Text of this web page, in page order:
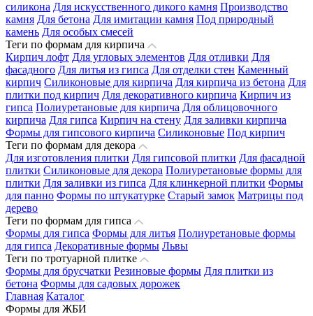
силикона Для искусственного дикого камня Производство
камня Для бетона Для имитации камня Под природный
камень Для особых смесей
Теги по формам для кирпича
Кирпич лофт Для угловых элементов Для отливки Для
фасадного Для литья из гипса Для отделки стен Каменный
кирпич Силиконовые для кирпича Для кирпича из бетона Для
плитки под кирпич Для декоративного кирпича Кирпич из
гипса Полиуретановые для кирпича Для облицовочного
кирпича Для гипса Кирпич на стену Для заливки кирпича
Формы для гипсового кирпича Силиконовые Под кирпич
Теги по формам для декора
Для изготовления плитки Для гипсовой плитки Для фасадной
плитки Силиконовые для декора Полиуретановые формы для
плитки Для заливки из гипса Для клинкерной плитки Формы
для панно Формы по штукатурке Старый замок Матрицы под
дерево
Теги по формам для гипса
Формы для гипса Формы для литья Полиуретановые формы
для гипса Декоративные формы Львы
Теги по тротуарной плитке
Формы для брусчатки Резиновые формы Для плитки из
бетона Формы для садовых дорожек
Главная Каталог
Формы для ЖБИ